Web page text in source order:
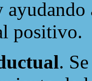
positivo.
.